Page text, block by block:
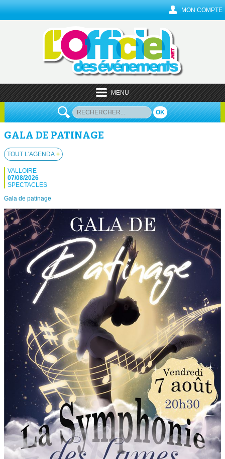
MON COMPTE
MENU
OK
GALA DE PATINAGE
TOUT L'AGENDA +
VALLOIRE
07/08/2026
SPECTACLES
Gala de patinage